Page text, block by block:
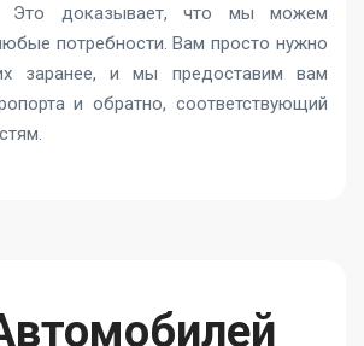
Это доказывает, что мы можем
потребности. Вам просто нужно
заранее, и мы предоставим вам
и обратно, соответствующий